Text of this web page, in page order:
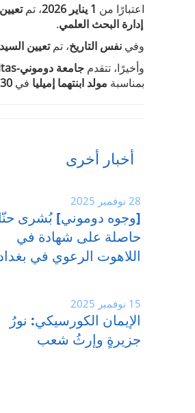
اعتبارًا من 1 يناير 2026 ، تم
إدارة البحث العلمي.
وفي نفس التاريخ، تمتعيين
وأخيرًا، تتقدم جامعة دوموني‑Universitas
بمناسبة مولد ابنتهما إميليا في 30 أكتوبر 2025
أخبار أخرى
28 نوفمبر 2025
[وجوه دوموني] بُشرى
حاصلة على شهادة في
اللاهوت الرعوي في
15 نوفمبر 2025
الإيمان الكورسيكي: نورُ
جزيرةٍ وإرثُ شعب